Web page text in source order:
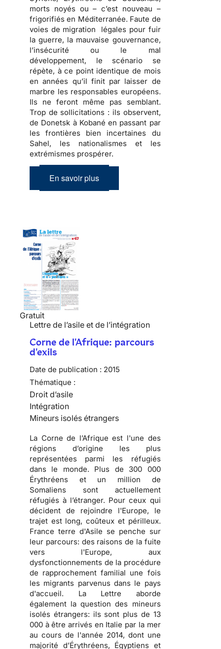
morts noyés ou – c’est nouveau –
frigorifiés en Méditerranée. Faute de
voies de migration légales pour fuir
la guerre, la mauvaise gouvernance,
l’insécurité ou le mal
développement, le scénario se
répète, à ce point identique de mois
en années qu’il finit par laisser de
marbre les responsables européens.
Ils ne feront même pas semblant.
Trop de sollicitations : ils observent,
de Donetsk à Kobané en passant par
les frontières bien incertaines du
Sahel, les nationalismes et les
extrémismes prospérer.
En savoir plus
Gratuit
Lettre de l’asile et de l’intégration
Corne de l'Afrique: parcours
d'exils
Date de publication : 2015
Thématique :
Droit d’asile
Intégration
Mineurs isolés étrangers
La Corne de l’Afrique est l'une des
régions d’origine les plus
représentées parmi les réfugiés
dans le monde. Plus de 300 000
Érythréens et un million de
Somaliens sont actuellement
réfugiés à l’étranger. Pour ceux qui
décident de rejoindre l'Europe, le
trajet est long, coûteux et périlleux.
France terre d'Asile se penche sur
leur parcours: des raisons de la fuite
vers l'Europe, aux
dysfonctionnements de la procédure
de rapprochement familial une fois
les migrants parvenus dans le pays
d'accueil. La Lettre aborde
également la question des mineurs
isolés étrangers: ils sont plus de 13
000 à être arrivés en Italie par la mer
au cours de l'année 2014, dont une
majorité d’Érythréens, Égyptiens et